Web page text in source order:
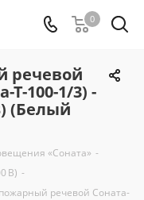
0
речевой
Т-100-1/3) -
(Белый
«Соната» -
В) -
речевой Соната-